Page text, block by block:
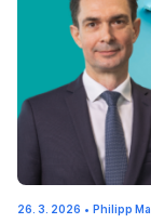
r
26. 3. 2026 1• Philipp